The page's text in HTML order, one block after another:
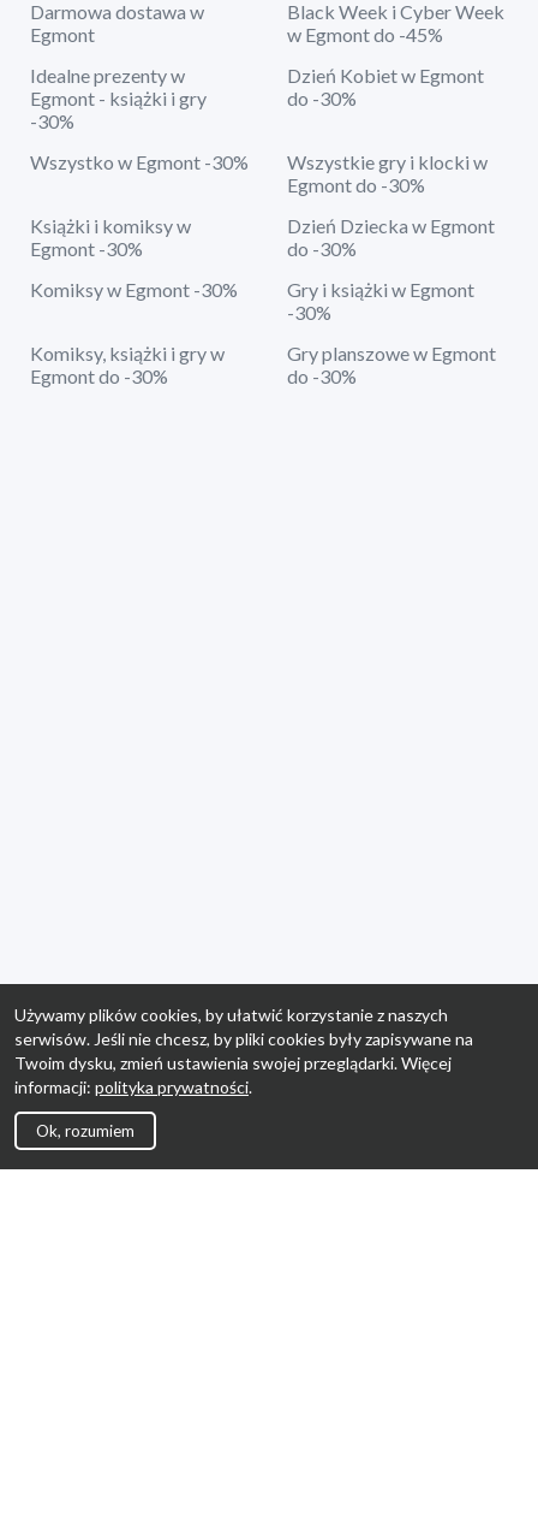
Darmowa dostawa w
Egmont
Black Week i Cyber Week
w Egmont do -45%
Idealne prezenty w
Egmont - książki i gry
-30%
Dzień Kobiet w Egmont
do -30%
Wszystko w Egmont -30%
Wszystkie gry i klocki w
Egmont do -30%
Książki i komiksy w
Egmont -30%
Dzień Dziecka w Egmont
do -30%
Komiksy w Egmont -30%
Gry i książki w Egmont
-30%
Komiksy, książki i gry w
Egmont do -30%
Gry planszowe w Egmont
do -30%
Używamy plików cookies, by ułatwić korzystanie z naszych
serwisów. Jeśli nie chcesz, by pliki cookies były zapisywane na
Twoim dysku, zmień ustawienia swojej przeglądarki. Więcej
informacji: polityka prywatności.
Ok, rozumiem